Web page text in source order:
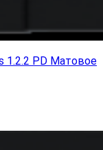
1.2.2 PD Матовое